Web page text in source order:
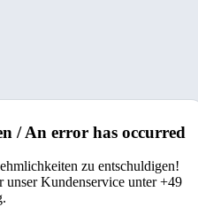
/ An error has occurred
zu entschuldigen!
Kundenservice unter +49